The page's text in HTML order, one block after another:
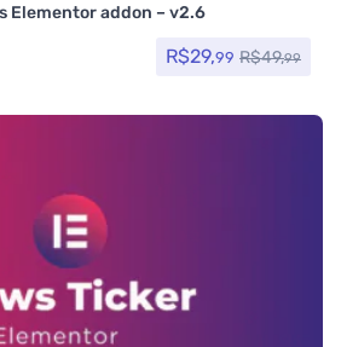
Elementor addon – v2.6
R$29,99 R$49,99